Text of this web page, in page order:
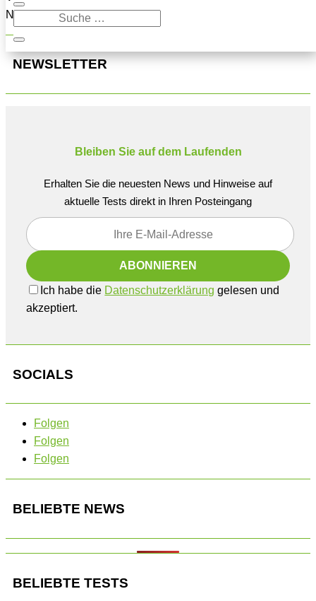
Navigation oben, um den Beitrag zu finden.
NEWSLETTER
Bleiben Sie auf dem Laufenden
Erhalten Sie die neuesten News und Hinweise auf
aktuelle Tests direkt in Ihren Posteingang
Ich habe die Datenschutzerklärung gelesen und
akzeptiert.
SOCIALS
Folgen
Folgen
Folgen
BELIEBTE NEWS
BELIEBTE TESTS